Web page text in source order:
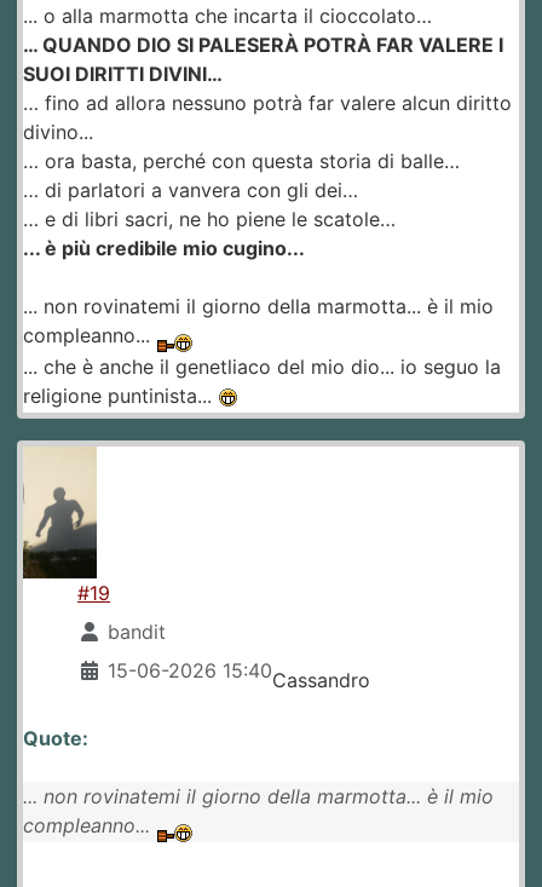
... o alla marmotta che incarta il cioccolato…
… QUANDO DIO SI PALESERÀ POTRÀ FAR VALERE I
SUOI DIRITTI DIVINI…
… fino ad allora nessuno potrà far valere alcun diritto
divino...
… ora basta, perché con questa storia di balle…
… di parlatori a vanvera con gli dei…
… e di libri sacri, ne ho piene le scatole…
... è più credibile mio cugino...
... non rovinatemi il giorno della marmotta... è il mio
compleanno...
... che è anche il genetliaco del mio dio... io seguo la
religione puntinista...
#19
bandit
15-06-2026 15:40Cassandro
Quote:
... non rovinatemi il giorno della marmotta... è il mio
compleanno...